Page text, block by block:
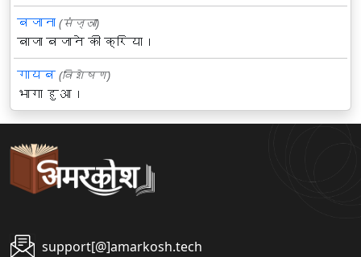
बजाना (संज्ञा)
बाजा बजाने की क्रिया।
गायब (विशेषण)
भागा हुआ।
support[@]amarkosh.tech